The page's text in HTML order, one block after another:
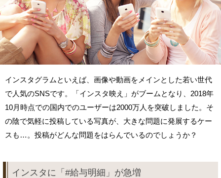
インスタグラムといえば、画像や動画をメインとした若い世代
で人気のSNSです。「インスタ映え」がブームとなり、2018年
10月時点での国内でのユーザーは2000万人を突破しました。そ
の陰で気軽に投稿している写真が、大きな問題に発展するケー
スも…。投稿がどんな問題をはらんでいるのでしょうか？
インスタに「#給与明細」が急増